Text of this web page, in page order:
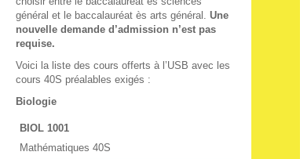
général et le baccalauréat ès arts général. Une
nouvelle demande d’admission n’est pas
requise.
Voici la liste des cours offerts à l’USB avec les
cours 40S préalables exigés :
Biologie
BIOL 1001
Mathématiques 40S